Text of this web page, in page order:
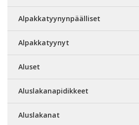
Alpakkatyynynpäälliset
Alpakkatyynyt
Aluset
Aluslakanapidikkeet
Aluslakanat